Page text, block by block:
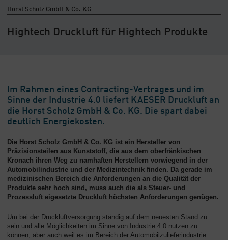
Lösungen
-
Übersicht
Unternehmen
-
Übersicht
Horst Scholz GmbH & Co. KG
Hightech Druckluft für Hightech Produkte
Im Rahmen eines Contracting-Vertrages und im
Sinne der Industrie 4.0 liefert KAESER Druckluft an
die Horst Scholz GmbH & Co. KG. Die spart dabei
deutlich Energiekosten.
Die Horst Scholz GmbH & Co. KG ist ein Hersteller von
Präzisionsteilen aus Kunststoff, die aus dem oberfränkischen
Kronach ihren Weg zu namhaften Herstellern vorwiegend in der
Automobilindustrie und der Medizintechnik finden. Da gerade im
medizinischen Bereich die Anforderungen an die Qualität der
Produkte sehr hoch sind, muss auch die als Steuer- und
Prozessluft eigesetzte Druckluft höchsten Anforderungen genügen.
Um bei der Druckluftversorgung ständig auf dem neuesten Stand zu
sein und alle Möglichkeiten im Sinne von Industrie 4.0 nutzen zu
können, aber auch weil es im Bereich der Automobilzulieferindustrie